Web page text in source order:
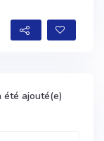
été ajouté(e)